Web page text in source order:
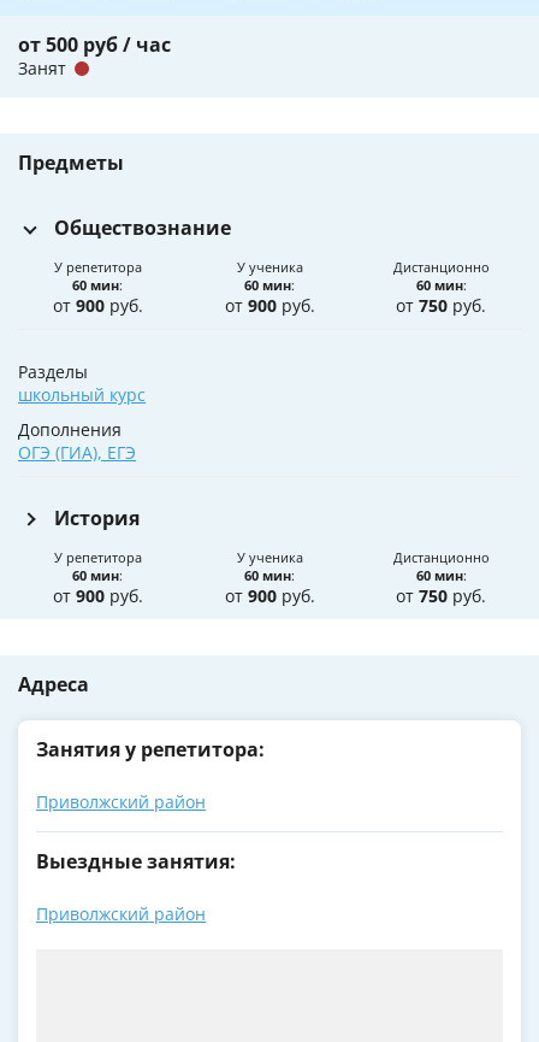
от 500 руб / час
Занят
Предметы
Обществознание
У репетитора
60 мин:
от 900руб.
У ученика
60 мин:
от 900руб.
Дистанционно
60 мин:
от750 руб.
Разделы
школьный курс
Дополнения
ОГЭ (ГИА), ЕГЭ
История
У репетитора
60 мин:
от 900руб.
У ученика
60 мин:
от 900руб.
Дистанционно
60 мин:
от750 руб.
Адреса
Занятия у репетитора:
Приволжский район
Выездные занятия:
Приволжский район